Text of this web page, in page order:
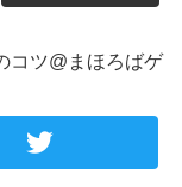
コツ@まほろばゲ